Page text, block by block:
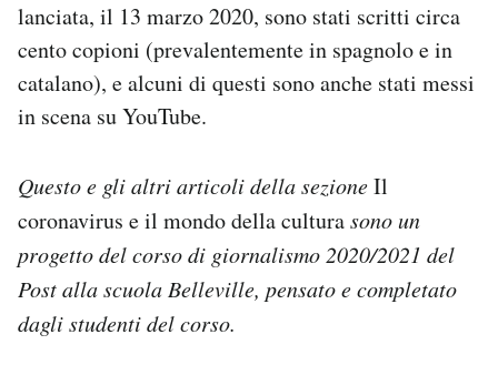
lanciata, il 13 marzo 2020, sono stati scritti circa
cento copioni (prevalentemente in spagnolo e in
catalano), e alcuni di questi sono anche stati messi
in scena su YouTube.
Questo e gli altri articoli della sezioneIl
coronavirus e il mondo della culturasono un
progetto del corso di giornalismo 2020/2021 del
Post alla scuola Belleville, pensato e completato
dagli studenti del corso.